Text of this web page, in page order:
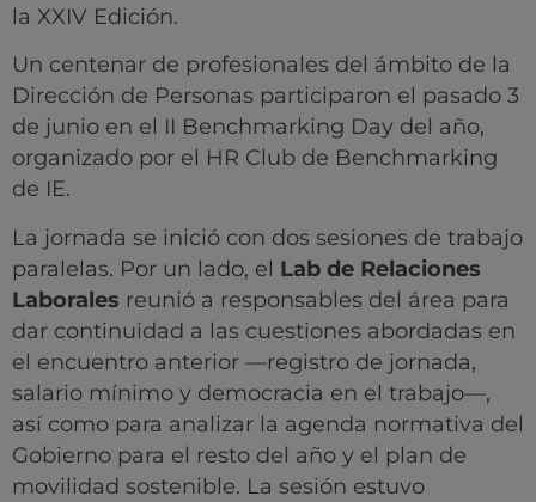
la XXIV Edición.
Un centenar de profesionales del ámbito de la
Dirección de Personas participaron el pasado 3
de junio en el II Benchmarking Day del año,
organizado por el HR Club de Benchmarking
de IE.
La jornada se inició con dos sesiones de trabajo
paralelas. Por un lado, el Lab de Relaciones
Laborales reunió a responsables del área para
dar continuidad a las cuestiones abordadas en
el encuentro anterior —registro de jornada,
salario mínimo y democracia en el trabajo—,
así como para analizar la agenda normativa del
Gobierno para el resto del año y el plan de
movilidad sostenible. La sesión estuvo